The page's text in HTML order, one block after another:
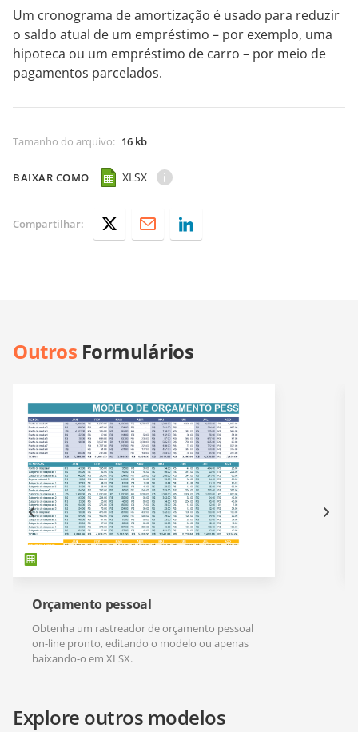
Um cronograma de amortização é usado para reduzir
o saldo atual de um empréstimo – por exemplo, uma
hipoteca ou um empréstimo de carro – por meio de
pagamentos parcelados.
Tamanho do arquivo: 16 kb
BAIXAR COMO XLSX
Compartilhar:
Outros Formulários
Orçamento pessoal
Obtenha um rastreador de orçamento pessoal
on-line pronto, editando o modelo ou apenas
baixando-o em XLSX.
Explore outros modelos